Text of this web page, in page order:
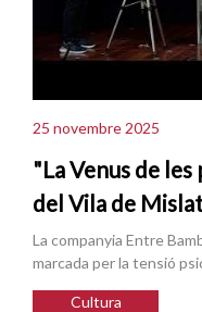
25 novembre 2025
"La Venus de
del Vila de
La companyia Entre
marcada per la tensió
Cultura